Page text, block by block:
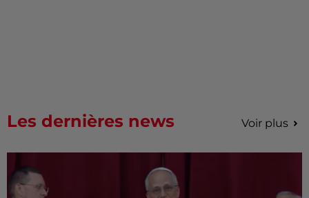
Les dernières news Voir plus